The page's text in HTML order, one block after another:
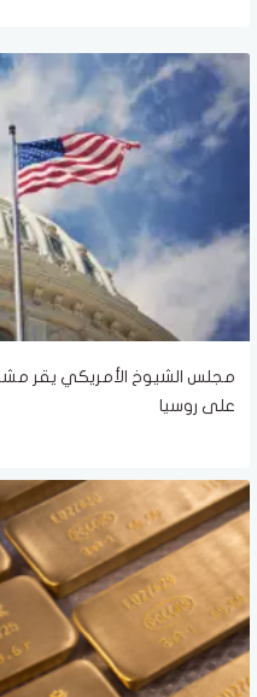
مجلس الشيوخ الأمريكي يقر
على روسيا